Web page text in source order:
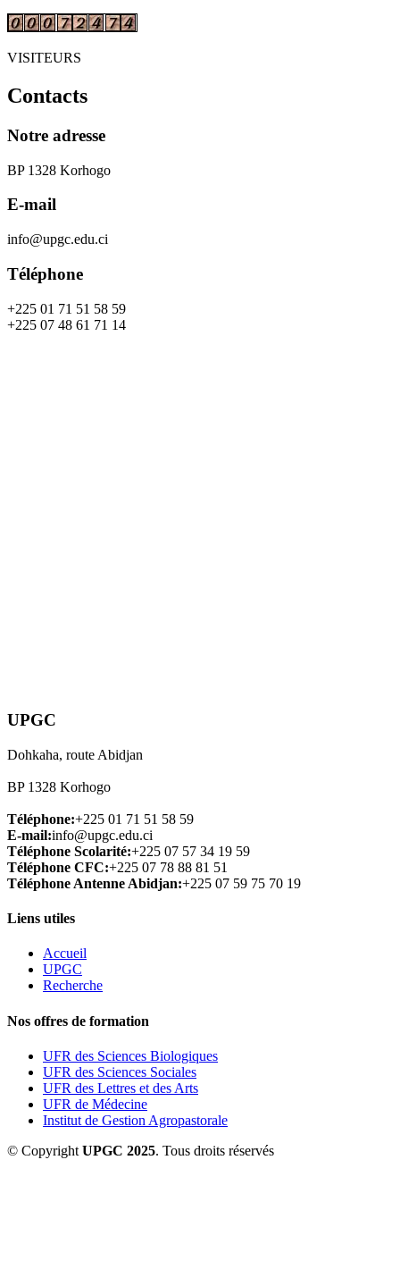
VISITEURS
Contacts
Notre adresse
BP 1328 Korhogo
E-mail
info@upgc.edu.ci
Téléphone
+225 01 71 51 58 59
+225 07 48 61 71 14
UPGC
Dohkaha, route Abidjan
BP 1328 Korhogo
Téléphone:+225 01 71 51 58 59
E-mail:info@upgc.edu.ci
Téléphone Scolarité:+225 07 57 34 19 59
Téléphone CFC:+225 07 78 88 81 51
Téléphone Antenne Abidjan:+225 07 59 75 70 19
Liens utiles
Accueil
UPGC
Recherche
Nos offres de formation
UFR des Sciences Biologiques
UFR des Sciences Sociales
UFR des Lettres et des Arts
UFR de Médecine
Institut de Gestion Agropastorale
© Copyright UPGC 2025. Tous droits réservés